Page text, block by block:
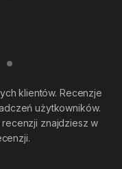
klientów. Recenzje
użytkowników.
znajdziesz w